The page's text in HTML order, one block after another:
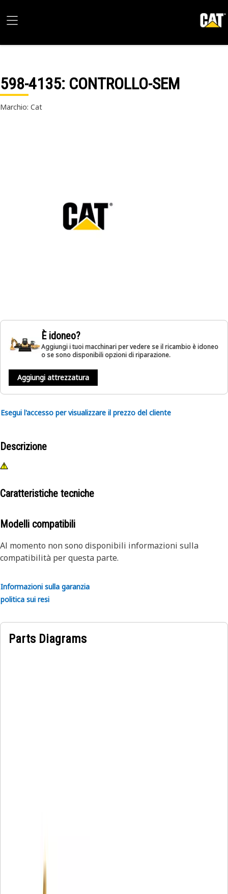
598-4135: CONTROLLO-SEM
Marchio: Cat
È idoneo?
Aggiungi i tuoi macchinari per vedere se il ricambio è idoneo
o se sono disponibili opzioni di riparazione.
Aggiungi attrezzatura
Esegui l'accesso per visualizzare il prezzo del cliente
Descrizione
Caratteristiche tecniche
Modelli compatibili
Al momento non sono disponibili informazioni sulla
compatibilità per questa parte.
Informazioni sulla garanzia
politica sui resi
Parts Diagrams